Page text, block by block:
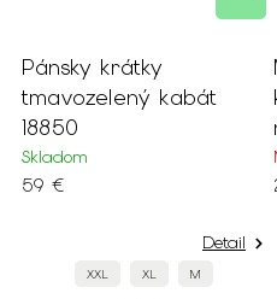
Pánsky krátky
tmavozelený kabát
18850
Skladom
59 €
Detail
XXL XL M